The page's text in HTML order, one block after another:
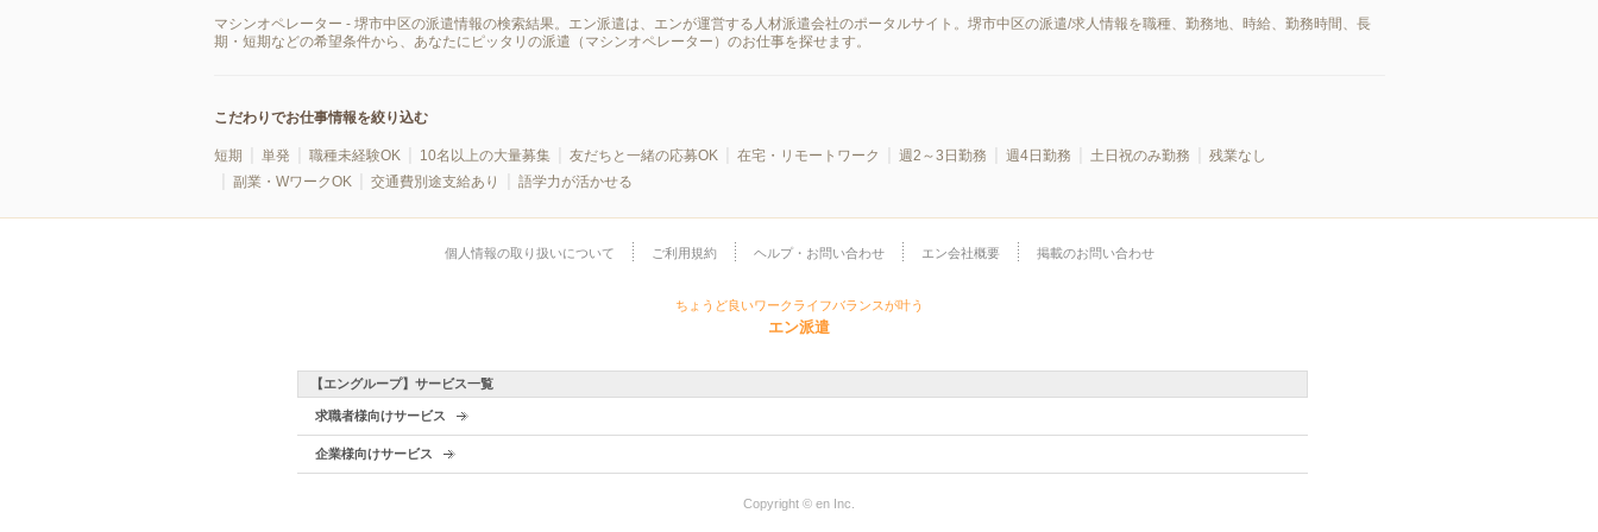
マシンオペレーター - 堺市中区の派遣情報の検索結果。エン派遣は、エンが運営する人材派遣会社のポータルサイト。堺市中区の派遣/求人情報を職種、勤務地、時給、勤務時間、長
期・短期などの希望条件から、あなたにピッタリの派遣（マシンオペレーター）のお仕事を探せます。
こだわりでお仕事情報を絞り込む
短期 単発 職種未経験OK 10名以上の大量募集 友だちと一緒の応募OK 在宅・リモートワーク 週2～3日勤務 週4日勤務 土日祝のみ勤務
残業なし
副業・WワークOK
交通費別途支給あり 語学力が活かせる
個人情報の取り扱いについて ご利用規約 ヘルプ・お問い合わせ エン会社概要 掲載のお問い合わせ
ちょうど良いワークライフバランスが叶う
エン派遣
【エングループ】サービス一覧
求職者様向けサービス
企業様向けサービス
Copyright © en Inc.